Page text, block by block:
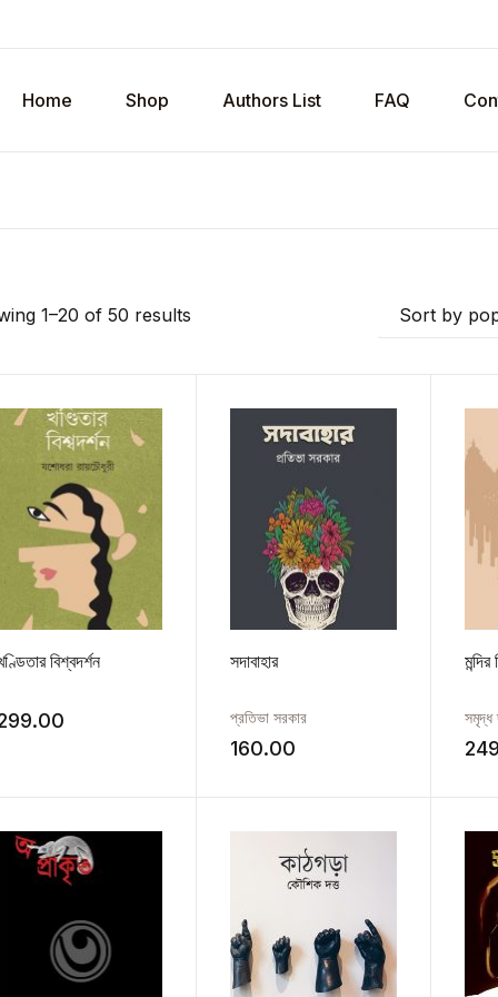
Home Shop Authors List FAQ
1–20 of 50 results Sort by
বিশ্বদর্শন সদাবাহার
প্রতিভা সরকার
160.00
মন্দির